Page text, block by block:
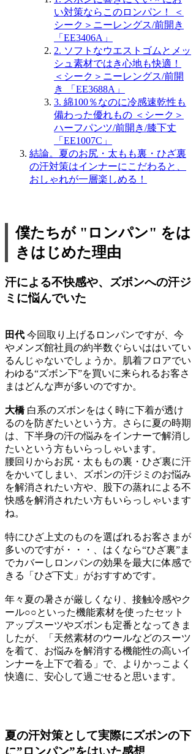
い対策ならこのロンパン！ ＜
シーク＞ニーレングス/前開き
「EE3406A」
2. ソフトなウエストゴムとメッ
シュ素材ではき心地も快適！
＜シーク＞ニーレングス/前開
き 「EE3688A」
3. 綿100％なのに冷感速乾性も
備わった優れもの ＜シーク＞
ハーフパンツ/前開き/膝下丈
「EE1007C」
結論。夏のお尻・太もも裏・ひざ裏
の汗対策はインナーにこだわると、
おしゃれが一層楽しめる！
僕たちが "ロンパン" をは
きはじめた理由
汗による不快感や、ズボンへの汗ジ
ミに悩んでいた
田代 今回取り上げるロンパンですが、今
やメンズ館社員の約半数ぐらいははいてい
るんじゃないでしょうか。肌着フロアでい
わゆる“ズボン下”を買いに来られるお客さ
まはどんな声が多いのですか。
大橋白系のズボンをはく時に下着が透け
るのを防ぎたいという方。さらに夏の時期
は、下半身の汗の悩みをインナーで解消し
たいという方もいらっしゃいます。
腰回りからお尻・太ももの裏・ひざ裏に汗
をかいてしまい、ズボンの汗ジミのお悩み
を解消されたい方や、股下の蒸れによる不
快感を解消されたい方もいらっしゃいます
ね。
特にひざ上丈のものを選ばれるお客さまが
多いのですが・・・、はくなら“ひざ裏”ま
でカバーしロンパンの効果を最大に体感で
きる「ひざ下丈」がおすすめです。
年々夏の暑さが厳しくなり、接触冷感やク
ール○○といった機能素材を使ったセット
アップスーツやズボンも定番となってきま
したが、「天然素材のウールなどのスーツ
を着て、お悩みを解消する機能性の高いイ
ンナーを上下で着る」で、よりかっこよく
快適に、安心して過ごせると思います。
夏の汗対策として実際にズボンの下